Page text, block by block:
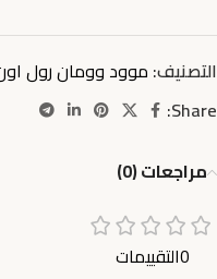
التصنيف: موود وومان رول
Share:
مراجعات (0)
0التقييمات